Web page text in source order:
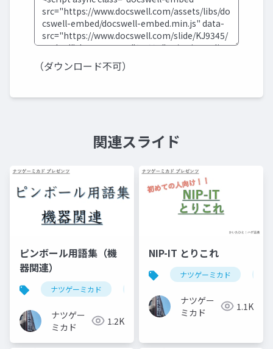
（ダウンロード不可）
関連スライド
ピンボール用語集（機
器関連）
ナツゲーミカド
ナツゲー
ミカド
1.2K
NIP-IT とりこれ
ナツゲーミカド
ナツゲー
ミカド
1.1K